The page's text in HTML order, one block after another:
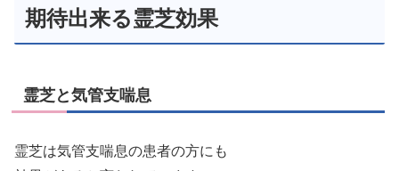
期待出来る霊芝効果
霊芝と気管支喘息
霊芝は気管支喘息の患者の方にも